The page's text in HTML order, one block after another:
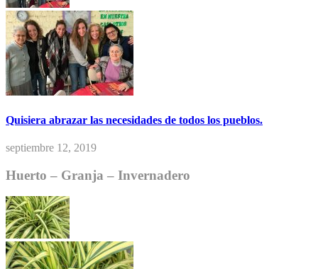
Quisiera abrazar las necesidades de todos los pueblos.
septiembre 12, 2019
Huerto – Granja – Invernadero